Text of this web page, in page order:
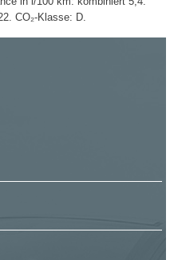
CO₂-Klasse: D.